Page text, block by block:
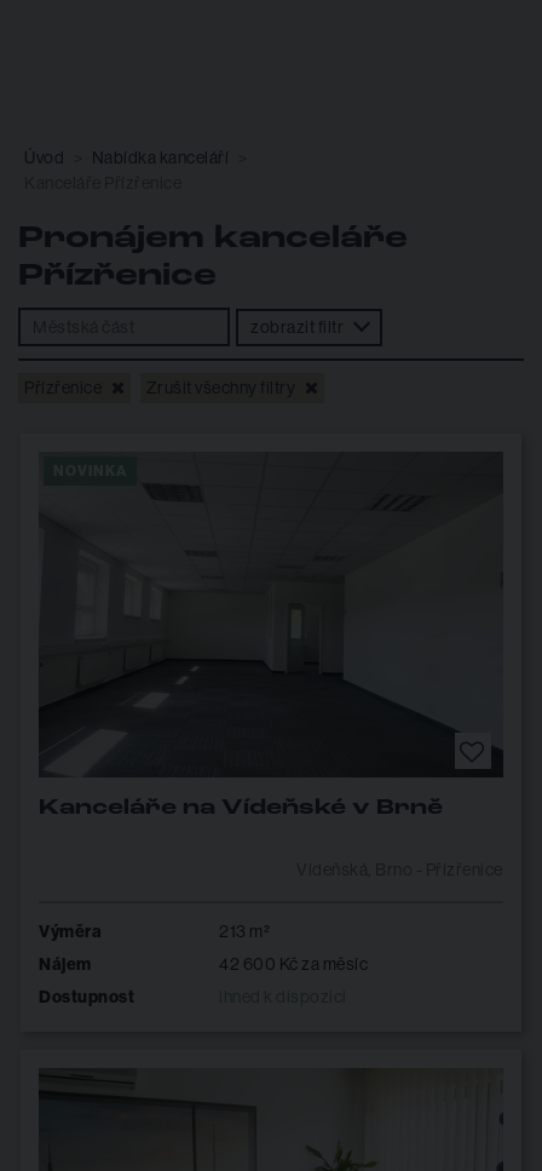
Úvod
Nabídka kanceláří
Pronájem kanceláře
Přízřenice
zobrazit filtr
Přízřenice Zrušit všechny filtry
Kanceláře na Vídeňské v Brně
Výměra 213 m²
Nájem 42 600 Kč za měsíc
Dostupnost